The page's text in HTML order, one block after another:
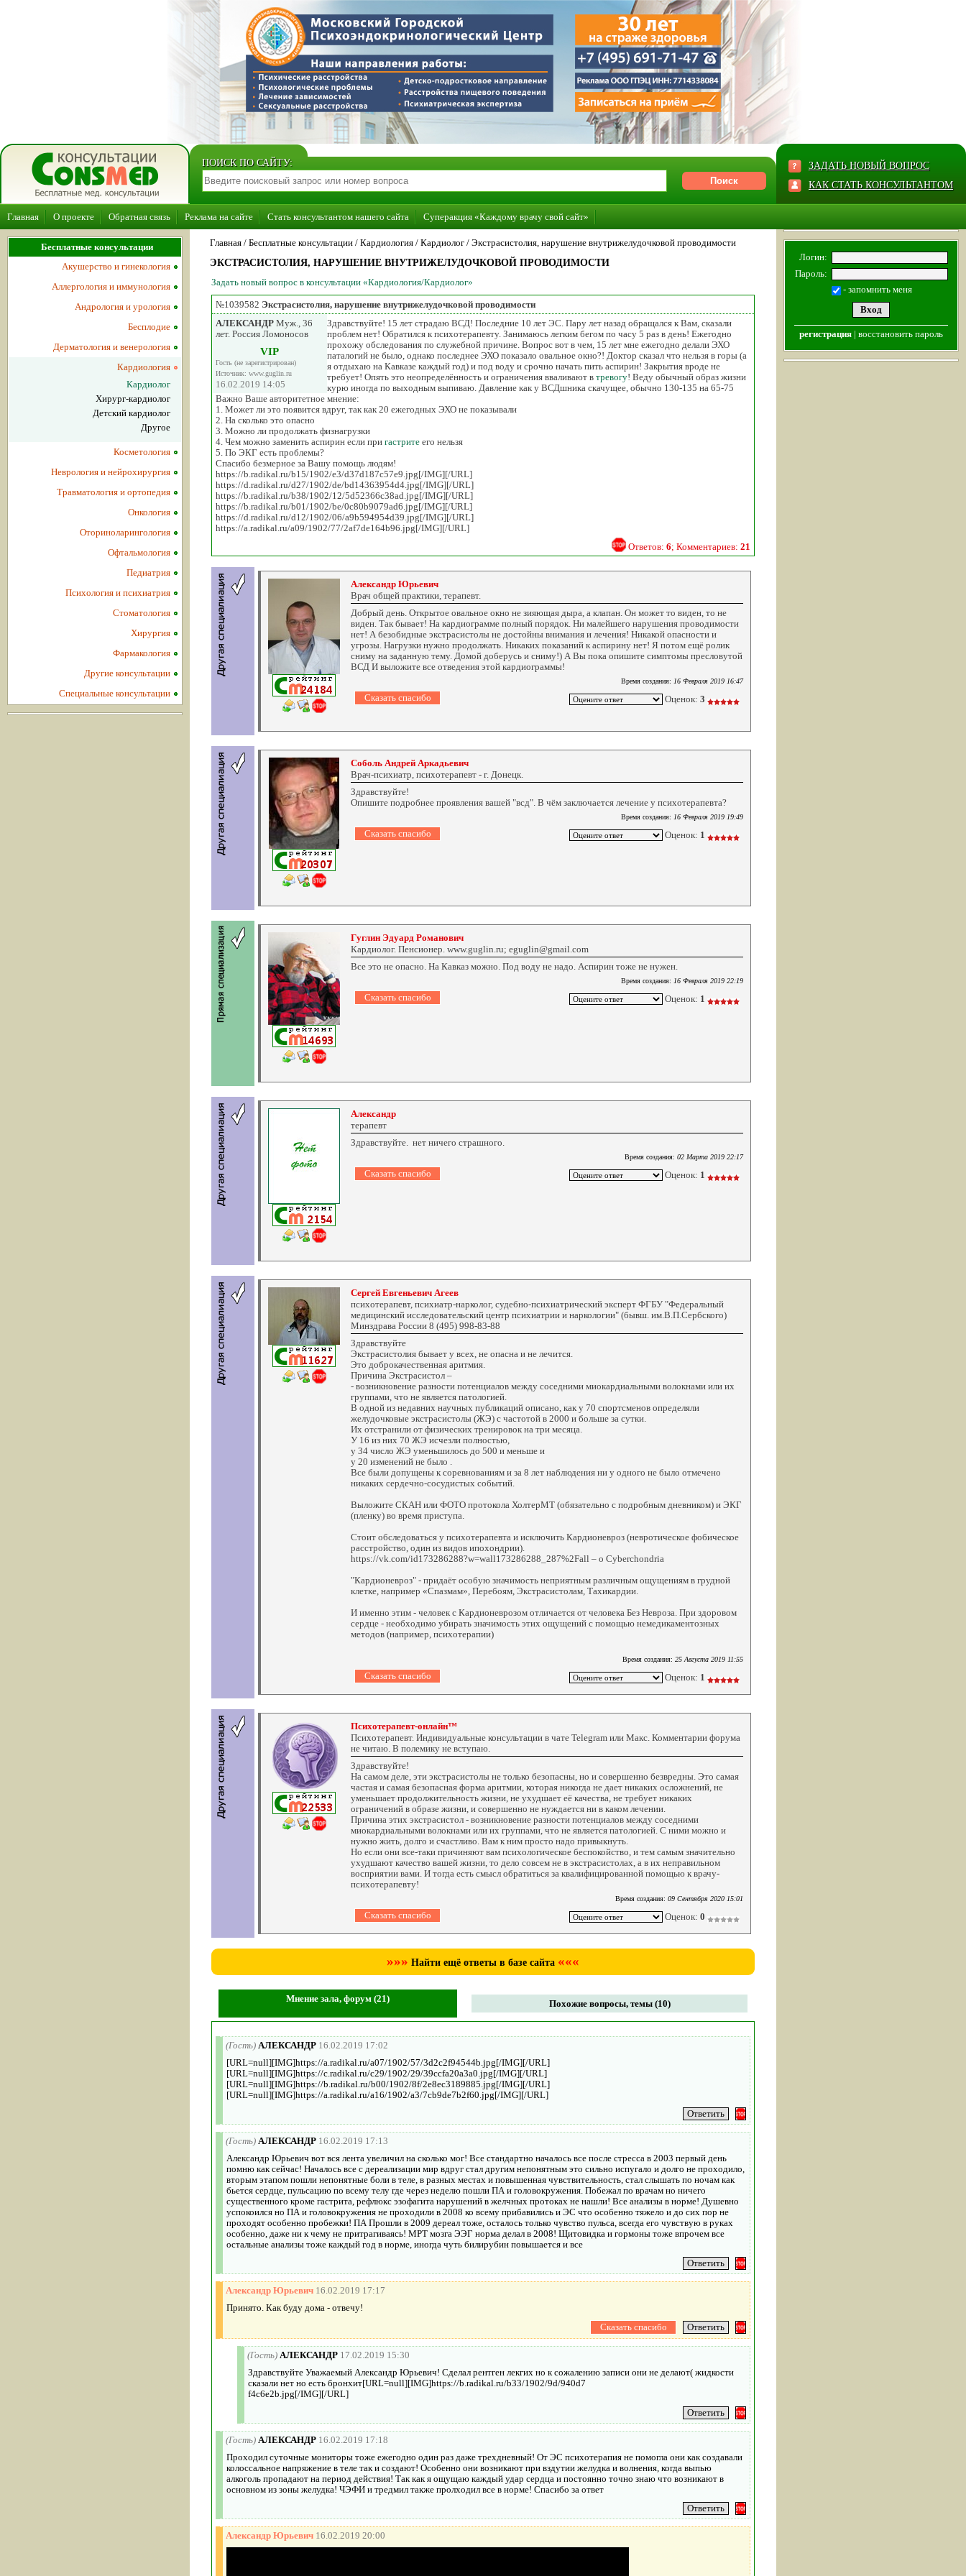
ПОИСК ПО САЙТУ:
ЗАДАТЬ НОВЫЙ ВОПРОС
КАК СТАТЬ КОНСУЛЬТАНТОМ
Главная О проекте Обратная связь Реклама на сайте Стать консультантом нашего сайта Суперакция «Каждому врачу свой сайт»
Главная / Бесплатные консультации / Кардиология / Кардиолог / Экстрасистолия, нарушение внутрижелудочковой проводимости
ЭКСТРАСИСТОЛИЯ, НАРУШЕНИЕ ВНУТРИЖЕЛУДОЧКОВОЙ ПРОВОДИМОСТИ
Задать новый вопрос в консультации «Кардиология/Кардиолог»
№1039582 Экстрасистолия, нарушение внутрижелудочковой проводимости
АЛЕКСАНДР Муж., 36
лет. Россия Ломоносов
VIP
Гость (не зарегистрирован)
Источник: www.guglin.ru
16.02.2019 14:05
Здравствуйте! 15 лет страдаю ВСД! Последние 10 лет ЭС. Пару лет назад обращался к Вам, сказали
проблем нет! Обратился к психотерапевту. Занимаюсь легким бегом по часу 5 раз в день! Ежегодно
прохожу обследования по служебной причине. Вопрос вот в чем, 15 лет мне ежегодно делали ЭХО
паталогий не было, однако последнее ЭХО показало овальное окно?! Доктор сказал что нельзя в горы (а
я отдыхаю на Кавказе каждый год) и под воду и срочно начать пить аспирин! Закрытия вроде не
требует! Опять это неопределённость и ограничения вваливают в тревогу! Веду обычный образ жизни
курю иногда по выходным выпиваю. Давление как у ВСДшника скачущее, обычно 130-135 на 65-75
Важно Ваше авторитетное мнение:
1. Может ли это появится вдруг, так как 20 ежегодных ЭХО не показывали
2. На сколько это опасно
3. Можно ли продолжать физнагрузки
4. Чем можно заменить аспирин если при гастрите его нельзя
5. По ЭКГ есть проблемы?
Спасибо безмерное за Вашу помощь людям!
https://b.radikal.ru/b15/1902/e3/d37d187c57e9.jpg[/IMG][/URL]
https://d.radikal.ru/d27/1902/de/bd14363954d4.jpg[/IMG][/URL]
https://b.radikal.ru/b38/1902/12/5d52366c38ad.jpg[/IMG][/URL]
https://b.radikal.ru/b01/1902/be/0c80b9079ad6.jpg[/IMG][/URL]
https://d.radikal.ru/d12/1902/06/a9b594954d39.jpg[/IMG][/URL]
https://a.radikal.ru/a09/1902/77/2af7de164b96.jpg[/IMG][/URL]
Ответов: 6; Комментариев: 21
Александр Юрьевич
Врач общей практики, терапевт.
Добрый день. Открытое овальное окно не зияющая дыра, а клапан. Он может то виден, то не
виден. Так бывает! На кардиограмме полный порядок. Ни малейшего нарушения проводимости
нет! А безобидные экстрасистолы не достойны внимания и лечения! Никакой опасности и
угрозы. Нагрузки нужно продолжать. Никаких показаний к аспирину нет! Я потом ещё ролик
сниму на заданную тему. Домой доберусь и сниму!) А Вы пока опишите симптомы пресловутой
ВСД И выложите все отведения этой кардиограммы!
Время создания: 16 Февраля 2019 16:47
Оценок: 3
Соболь Андрей Аркадьевич
Врач-психиатр, психотерапевт - г. Донецк.
Здравствуйте!
Опишите подробнее проявления вашей "всд". В чём заключается лечение у психотерапевта?
Время создания: 16 Февраля 2019 19:49
Оценок: 1
Гуглин Эдуард Романович
Кардиолог. Пенсионер. www.guglin.ru; eguglin@gmail.com
Все это не опасно. На Кавказ можно. Под воду не надо. Аспирин тоже не нужен.
Время создания: 16 Февраля 2019 22:19
Оценок: 1
Александр
терапевт
Здравствуйте. нет ничего страшного.
Время создания: 02 Марта 2019 22:17
Оценок: 1
Сергей Евгеньевич Агеев
психотерапевт, психиатр-нарколог, судебно-психиатрический эксперт ФГБУ "Федеральный
медицинский исследовательский центр психиатрии и наркологии" (бывш. им.В.П.Сербского)
Минздрава России 8 (495) 998-83-88
Здравствуйте
Экстрасистолия бывает у всех, не опасна и не лечится.
Это доброкачественная аритмия.
Причина Экстрасистол –
- возникновение разности потенциалов между соседними миокардиальными волокнами или их
группами, что не является патологией.
В одной из недавних научных публикаций описано, как у 70 спортсменов определяли
желудочковые экстрасистолы (ЖЭ) с частотой в 2000 и больше за сутки.
Их отстранили от физических тренировок на три месяца.
У 16 из них 70 ЖЭ исчезли полностью,
у 34 число ЖЭ уменьшилось до 500 и меньше и
у 20 изменений не было .
Все были допущены к соревнованиям и за 8 лет наблюдения ни у одного не было отмечено
никаких сердечно-сосудистых событий.
Выложите СКАН или ФОТО протокола ХолтерМТ (обязательно с подробным дневником) и ЭКГ
(пленку) во время приступа.
Стоит обследоваться у психотерапевта и исключить Кардионевроз (невротическое фобическое
расстройство, один из видов ипохондрии).
https://vk.com/id173286288?w=wall173286288_287%2Fall – о Сyberchondria
"Кардионевроз" - придаёт особую значимость неприятным различным ощущениям в грудной
клетке, например «Спазмам», Перебоям, Экстрасистолам, Тахикардии.
И именно этим - человек с Кардионеврозом отличается от человека Без Невроза. При здоровом
сердце - необходимо убирать значимость этих ощущений с помощью немедикаментозных
методов (например, психотерапии)
Время создания: 25 Августа 2019 11:55
Оценок: 1
Психотерапевт-онлайн™
Психотерапевт. Индивидуальные консультации в чате Telegram или Макс. Комментарии форума
не читаю. В полемику не вступаю.
Здравствуйте!
На самом деле, эти экстрасистолы не только безопасны, но и совершенно безвредны. Это самая
частая и самая безопасная форма аритмии, которая никогда не дает никаких осложнений, не
уменьшает продолжительность жизни, не ухудшает её качества, не требует никаких
ограничений в образе жизни, и совершенно не нуждается ни в каком лечении.
Причина этих экстрасистол - возникновение разности потенциалов между соседними
миокардиальными волокнами или их группами, что не является патологией. С ними можно и
нужно жить, долго и счастливо. Вам к ним просто надо привыкнуть.
Но если они все-таки причиняют вам психологическое беспокойство, и тем самым значительно
ухудшают качество вашей жизни, то дело совсем не в экстрасистолах, а в их неправильном
восприятии вами. И тогда есть смысл обратиться за квалифицированной помощью к врачу-
психотерапевту!
Время создания: 09 Сентября 2020 15:01
Оценок: 0
»»» Найти ещё ответы в базе сайта «««
Мнение зала, форум (21) Похожие вопросы, темы (10)
(Гость) АЛЕКСАНДР 16.02.2019 17:02
[URL=null][IMG]https://a.radikal.ru/a07/1902/57/3d2c2f94544b.jpg[/IMG][/URL]
[URL=null][IMG]https://c.radikal.ru/c29/1902/29/39ccfa20a3a0.jpg[/IMG][/URL]
[URL=null][IMG]https://b.radikal.ru/b00/1902/8f/2e8ec3189885.jpg[/IMG][/URL]
[URL=null][IMG]https://a.radikal.ru/a16/1902/a3/7cb9de7b2f60.jpg[/IMG][/URL]
(Гость) АЛЕКСАНДР 16.02.2019 17:13
Александр Юрьевич вот вся лента увеличил на сколько мог! Все стандартно началось все после стресса в 2003 первый день
помню как сейчас! Началось все с дереализации мир вдруг стал другим непонятным это сильно испугало и долго не проходило,
вторым этапом пошли непонятные боли в теле, в разных местах и повышенная чувствительность, стал слышать по ночам как
бьется сердце, пульсацию по всему телу где через неделю пошли ПА и головокружения. Побежал по врачам но ничего
существенного кроме гастрита, рефлюкс эзофагита нарушений в желчных протоках не нашли! Все анализы в норме! Душевно
успокоился но ПА и головокружения не проходили в 2008 ко всему прибавились и ЭС что особенно тяжело и до сих пор не
проходят особенно пробежки! ПА Прошли в 2009 дереал тоже, осталось только чувство пульса, всегда его чувствую в руках
особенно, даже ни к чему не притрагиваясь! МРТ мозга ЭЭГ норма делал в 2008! Щитовидка и гормоны тоже впрочем все
остальные анализы тоже каждый год в норме, иногда чуть билирубин повышается и все
Александр Юрьевич 16.02.2019 17:17
Принято. Как буду дома - отвечу!
(Гость) АЛЕКСАНДР 17.02.2019 15:30
Здравствуйте Уважаемый Александр Юрьевич! Сделал рентген лекгих но к сожалению записи они не делают( жидкости
сказали нет но есть бронхит[URL=null][IMG]https://b.radikal.ru/b33/1902/9d/940d7
f4c6e2b.jpg[/IMG][/URL]
(Гость) АЛЕКСАНДР 16.02.2019 17:18
Проходил суточные мониторы тоже ежегодно один раз даже трехдневный! От ЭС психотерапия не помогла они как создавали
колоссальное напряжение в теле так и создают! Особенно они возникают при вздутии желудка и волнения, когда выпью
алкоголь пропадают на период действия! Так как я ощущаю каждый удар сердца и постоянно точно знаю что возникают в
основном из зоны желудка! ЧЭФИ и тредмил также пролходил все в норме! Спасибо за ответ
Александр Юрьевич 16.02.2019 20:00
Бесплатные консультации
Акушерство и гинекология
Аллергология и иммунология
Андрология и урология
Бесплодие
Дерматология и венерология
Кардиология
Кардиолог
Хирург-кардиолог
Детский кардиолог
Другое
Косметология
Неврология и нейрохирургия
Травматология и ортопедия
Онкология
Оториноларингология
Офтальмология
Педиатрия
Психология и психиатрия
Стоматология
Хирургия
Фармакология
Другие консультации
Специальные консультации
Логин:
Пароль:
- запомнить меня
регистрация | восстановить пароль